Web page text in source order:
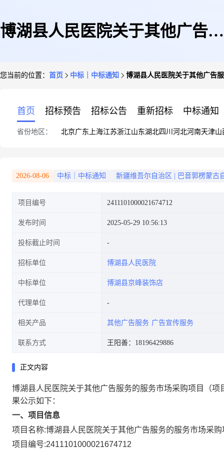
博湖县人民医院关于其他广告服
您当前的位置： 首页 中标｜中标通知 博湖县人民医院关于其他广告
首页 招标预告 招标公告 重新招标 中标通知
省份地区： 北京广东 上海江苏浙江山东湖北四川 河北河南天津山
2026-08-06 中标｜中标通知 新疆维吾尔自治区 巴音郭楞蒙古
项目编号 2411101000021674712
发布时间 2025-05-29 10:56:13
投标截止时间
招标单位 博湖县人民医院
中标单位 博湖县京峰装饰店
代理单位
相关产品 其他广告服务 广告宣传服务
联系方式 王阳善：18196429886
正文内容
博湖县人民医院关于其他广告服务的服务市场采购项目
（
果公示如下：
一、项目信息
项目名称:博湖县人民医院关于其他广告服务的服务市场采购
项目编号:2411101000021674712